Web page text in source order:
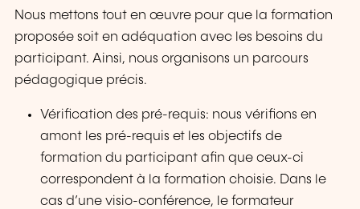
Nous mettons tout en œuvre pour que la formation
proposée soit en adéquation avec les besoins du
participant. Ainsi, nous organisons un parcours
pédagogique précis.
Vérification des pré-requis: nous vérifions en
amont les pré-requis et les objectifs de
formation du participant afin que ceux-ci
correspondent à la formation choisie. Dans le
cas d’une visio-conférence, le formateur